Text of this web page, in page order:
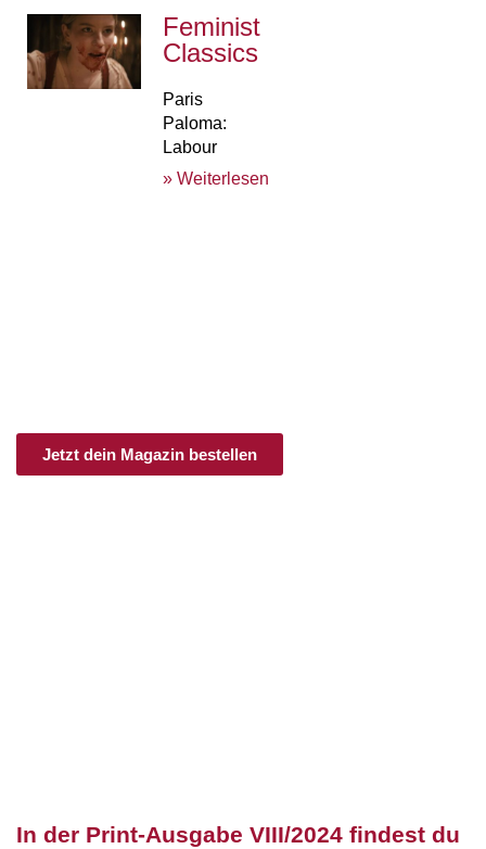
Feminist
Classics
Paris
Paloma:
Labour
» Weiterlesen
Jetzt dein Magazin bestellen
In der Print-Ausgabe VIII/2024 findest du